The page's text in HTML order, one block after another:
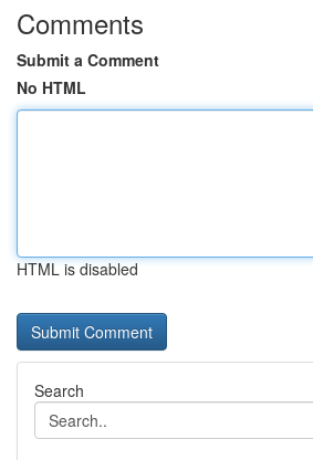
Comments
Submit a Comment
No HTML
HTML is disabled
Search